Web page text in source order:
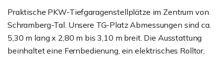
Praktische PKW-Tiefgaragenstellplätze im Zentrum von
Schramberg-Tal. Unsere TG-Platz Abmessungen sind ca.
5,30 m lang x 2,80 m bis 3,10 m breit. Die Ausstattung
beinhaltet eine Fernbedienung, ein elektrisches Rolltor,